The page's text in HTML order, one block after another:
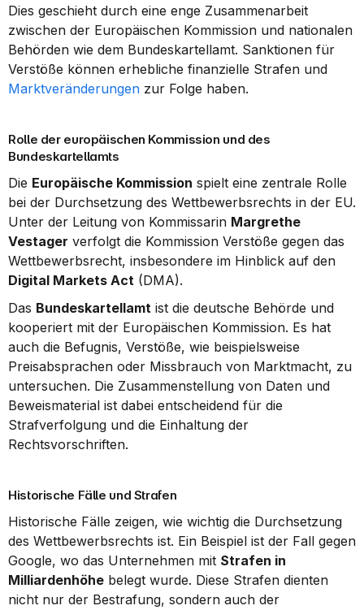
Dies geschieht durch eine enge Zusammenarbeit
zwischen der Europäischen Kommission und nationalen
Behörden wie dem Bundeskartellamt. Sanktionen für
Marktveränderungen zur Folge haben.
Rolle der europäischen Kommission und des
Bundeskartellamts
Die Europäische Kommission spielt eine zentrale Rolle
bei der Durchsetzung des Wettbewerbsrechts in der EU.
Unter der Leitung von Kommissarin Margrethe
Vestager verfolgt die Kommission Verstöße gegen das
Digital Markets Act (DMA).
Das Bundeskartellamt ist die deutsche Behörde und
kooperiert mit der Europäischen Kommission. Es hat
auch die Befugnis, Verstöße, wie beispielsweise
Preisabsprachen oder Missbrauch von Marktmacht, zu
untersuchen. Die Zusammenstellung von Daten und
Beweismaterial ist dabei entscheidend für die
Strafverfolgung und die Einhaltung der
Rechtsvorschriften.
Historische Fälle und Strafen
Historische Fälle zeigen, wie wichtig die Durchsetzung
des Wettbewerbsrechts ist. Ein Beispiel ist der Fall gegen
Google, wo das Unternehmen mit Strafen in
Milliardenhöhe belegt wurde. Diese Strafen dienten
nicht nur der Bestrafung, sondern auch der